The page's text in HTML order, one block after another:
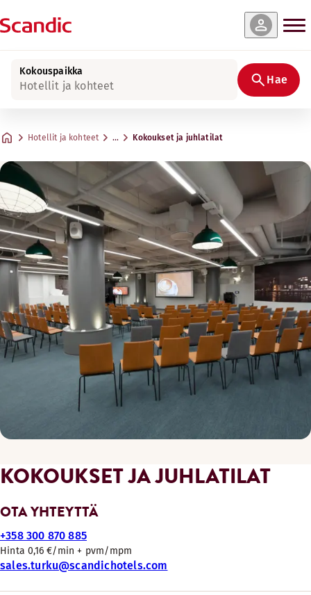
Kokouspaikka
Hotellit ja kohteet Hae
Hotellit ja kohteet … Kokoukset ja juhlatilat
KOKOUKSET JA JUHLATILAT
OTA YHTEYTTÄ
+358 300 870 885
Hinta 0,16 €/min + pvm/mpm
sales.turku@scandichotels.com